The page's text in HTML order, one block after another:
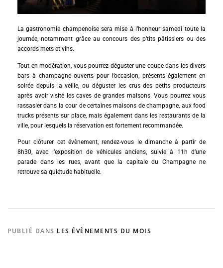
La gastronomie champenoise sera mise à l’honneur samedi toute la
journée, notamment grâce au concours des p’tits pâtissiers ou des
accords mets et vins.
Tout en modération, vous pourrez déguster une coupe dans les divers
bars à champagne ouverts pour l’occasion, présents également en
soirée depuis la veille, ou déguster les crus des petits producteurs
après avoir visité les caves de grandes maisons. Vous pourrez vous
rassasier dans la cour de certaines maisons de champagne, aux food
trucks présents sur place, mais également dans les restaurants de la
ville, pour lesquels la réservation est fortement recommandée.
Pour clôturer cet évènement, rendez-vous le dimanche à partir de
8h30, avec l’exposition de véhicules anciens, suivie à 11h d’une
parade dans les rues, avant que la capitale du Champagne ne
retrouve sa quiétude habituelle.
PUBLIÉ DANS LES ÉVÈNEMENTS DU MOIS